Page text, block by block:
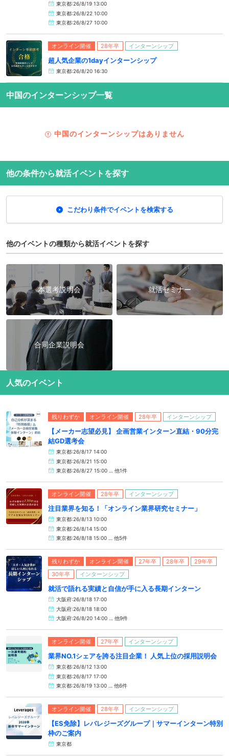
東京都:26/8/19 13:00
東京都:26/8/22 10:00
東京都:26/8/27 10:00
オンライン開催 28年卒 インターンシップ
超人気企業の1dayインターンシップ
東京都:26/8/20 16:30
中国のインターンシップ一覧
中国のインターンシップはありません
他の条件から就活イベントを探す
こだわり条件でイベントを検索する
他のイベントの種類から就活イベントを探す
本選考説明会 就活セミナー
合同企業説明会
人気のイベント
残りわずか オンライン開催 28年卒 インターンシップ
【メーカー志望必見】 企画営業インターン直結・90分完
結GD選考会
東京都:26/8/17 14:00
東京都:26/8/21 15:00
東京都:26/8/27 15:00 … 他1件
オンライン開催 28年卒 インターンシップ
注目業界を知る！「オンライン業界研究セミナー」
東京都:26/8/13 10:00
東京都:26/8/14 15:00
東京都:26/8/18 15:00 … 他5件
残りわずか オンライン開催 27年卒 28年卒
29年卒
30年卒
インターンシップ
就活で語れる実績と自信が手に入る長期インターン
大阪府:26/8/18 17:00
大阪府:26/8/18 18:00
大阪府:26/8/20 14:00 … 他9件
オンライン開催 27年卒 インターンシップ
業界NO.1シェアを誇る注目企業！ 人気上位の採用説明会
東京都:26/8/12 13:00
東京都:26/8/17 17:00
東京都:26/8/19 13:00 … 他6件
オンライン開催 28年卒 インターンシップ
【ES免除】レバレジーズグループ｜サマーインターン特別
枠のご案内
東京都